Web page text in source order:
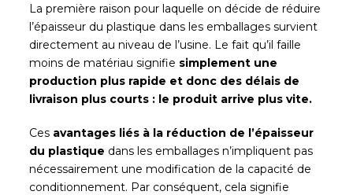
La première raison pour laquelle on décide de réduire
l’épaisseur du plastique dans les emballages survient
directement au niveau de l’usine. Le fait qu’il faille
moins de matériau signifie simplement une
production plus rapide et donc des délais de
livraison plus courts : le produit arrive plus vite.
Ces avantages liés à la réduction de l’épaisseur
du plastique dans les emballages n’impliquent pas
nécessairement une modification de la capacité de
conditionnement. Par conséquent, cela signifie